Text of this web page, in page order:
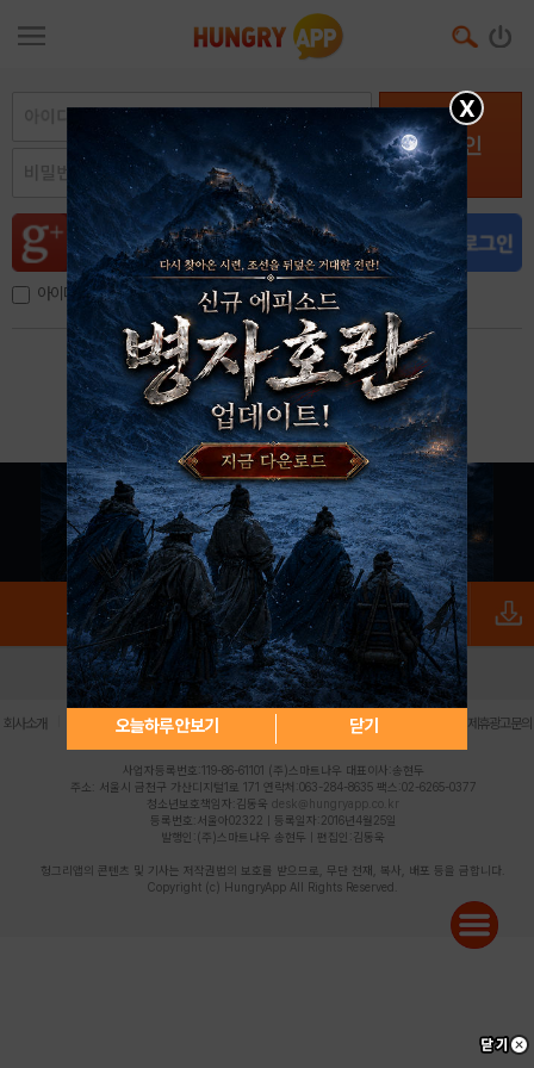
로그인
아이디, 이메일 저장
아이디 / 비밀번호 찾기 회원가입
X
오늘하루 안보기 닫기
로그인 PC버전 전체앱
회사소개 | 개인정보 처리방침 불법촬영물 신고센터 제휴광고문의
사업자등록번호:119-86-61101 (주)스마트나우 대표이사:송현두
주소: 서울시 금천구 가산디지털1로 171 연락처:063-284-8635 팩스:02-6265-0377
청소년보호책임자:김동욱 desk@hungryapp.co.kr
등록번호:서울아02322 | 등록일자:2016년4월25일
발행인:(주)스마트나우 송현두 | 편집인:김동욱
헝그리앱의 콘텐츠 및 기사는 저작권법의 보호를 받으므로, 무단 전재, 복사, 배포 등을 금합니다.
Copyright (c) HungryApp All Rights Reserved.